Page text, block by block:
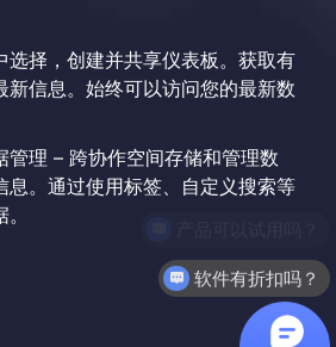
选择，创建并共享仪表板。获取有
新信息。始终可以访问您的最新数
管理 – 跨协作空间存储和管理数
息。通过使用标签、自定义搜索等
软件有折扣吗？